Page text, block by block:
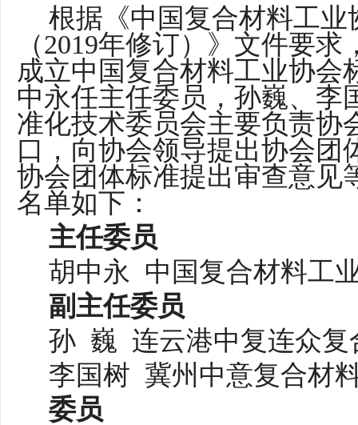
根据《中国复合材料工业
（2019年修订） 》文件要求
成立中国复合材料工业协会
中永任主任委员 ， 孙巍、李
准化技术委员会主要负责协
口，向协会领导提出协会团
协会团体标准提出审查意见
名单如下：
主任委员
胡中永 中国复合材料工
副主任委员
孙 巍 连云港中复连众
李国树 冀州中意复合材
委员